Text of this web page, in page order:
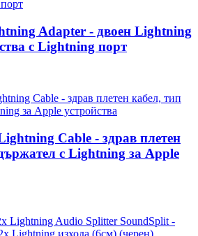
Adapter - двоен Lightning
с Lightning порт
Cable - здрав плетен
с Lightning за Apple